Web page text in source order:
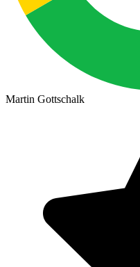
Martin Gottschalk